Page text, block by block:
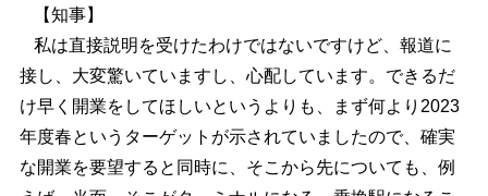
【知事】
私は直接説明を受けたわけではないですけど、報道に
接し、大変驚いていますし、心配しています。できるだ
け早く開業をしてほしいというよりも、まず何より2023
年度春というターゲットが示されていましたので、確実
な開業を要望すると同時に、そこから先についても、例